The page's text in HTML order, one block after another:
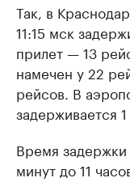
Так, в
11:15 мск
прилет — 13
намечен у 22
рейсов. В
задерживается 1
Время задержки
минут до 11